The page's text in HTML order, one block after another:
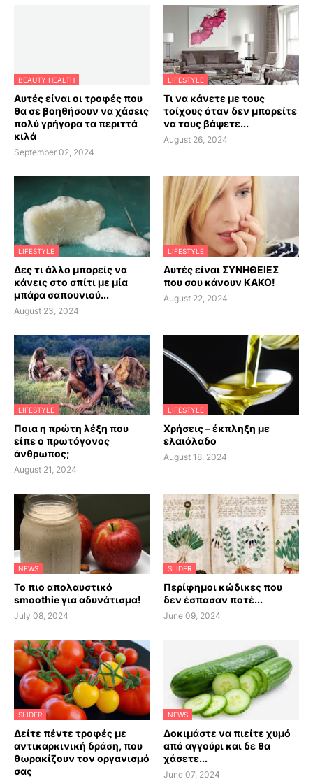
BEAUTY HEALTH
Αυτές είναι οι τροφές που
θα σε βοηθήσουν να χάσεις
πολύ γρήγορα τα περιττά
κιλά
September 02, 2024
LIFESTYLE
Τι να κάνετε με τους
τοίχους όταν δεν μπορείτε
να τους βάψετε...
August 26, 2024
LIFESTYLE
Δες τι άλλο μπορείς να
κάνεις στο σπίτι με μία
μπάρα σαπουνιού...
August 23, 2024
LIFESTYLE
Αυτές είναι ΣΥΝΗΘΕΙΕΣ
που σου κάνουν ΚΑΚΟ!
August 22, 2024
LIFESTYLE
Ποια η πρώτη λέξη που
είπε ο πρωτόγονος
άνθρωπος;
August 21, 2024
LIFESTYLE
Χρήσεις – έκπληξη με
ελαιόλαδο
August 18, 2024
NEWS
Το πιο απολαυστικό
smoothie για αδυνάτισμα!
July 08, 2024
SLIDER
Περίφημοι κώδικες που
δεν έσπασαν ποτέ...
June 09, 2024
SLIDER
Δείτε πέντε τροφές με
αντικαρκινική δράση, που
θωρακίζουν τον οργανισμό
σας
NEWS
Δοκιμάστε να πιείτε χυμό
από αγγούρι και δε θα
χάσετε...
June 07, 2024